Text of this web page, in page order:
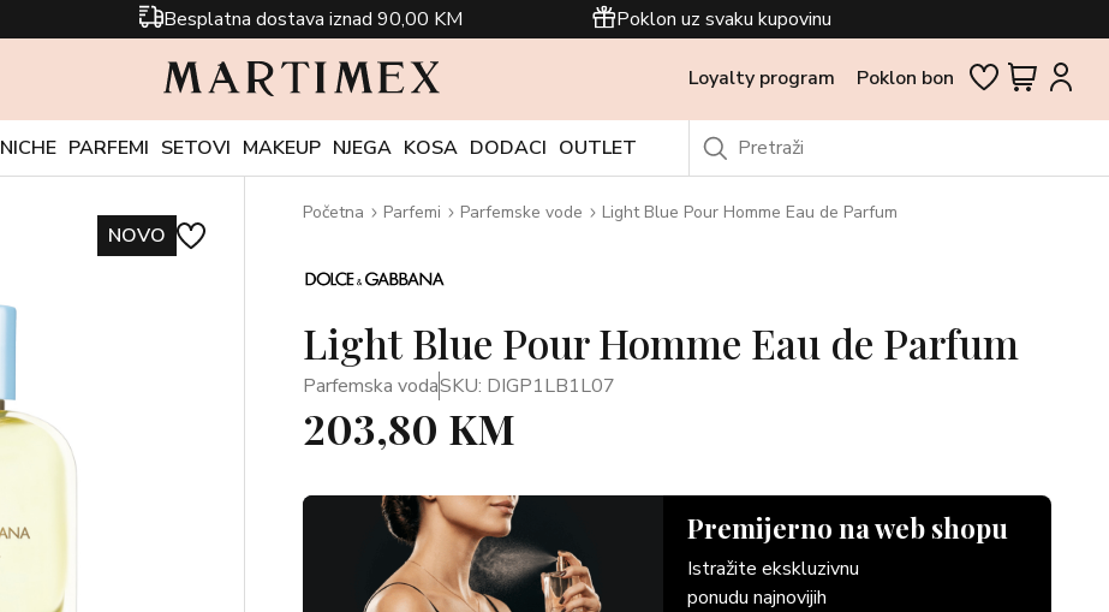
Besplatna dostava iznad 90,00 KM Poklon uz svaku kupovinu
Loyalty program Poklon bon
NICHE PARFEMI SETOVI MAKEUP NJEGA KOSA DODACI OUTLET
NOVO
Početna Parfemi Parfemske vode Light Blue Pour Homme Eau de Parfum
Light Blue Pour Homme Eau de Parfum
Parfemska vodaSKU: DIGP1LB1L07
203,80 KM
Premijerno na web shopu
Istražite ekskluzivnu
ponudu najnovijih